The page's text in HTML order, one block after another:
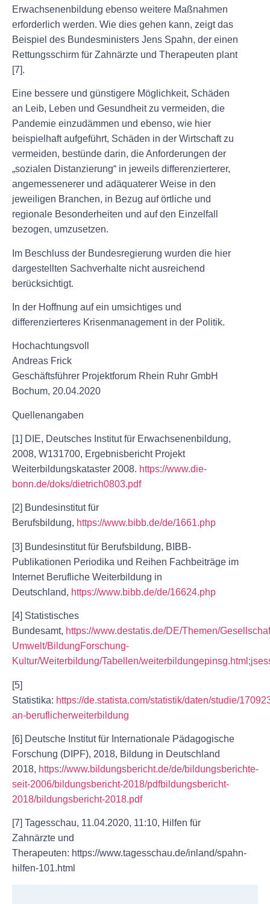
Erwachsenenbildung ebenso weitere Maßnahmen
erforderlich werden. Wie dies gehen kann, zeigt das
Beispiel des Bundesministers Jens Spahn, der einen
Rettungsschirm für Zahnärzte und Therapeuten plant
[7].
Eine bessere und günstigere Möglichkeit, Schäden
an Leib, Leben und Gesundheit zu vermeiden, die
Pandemie einzudämmen und ebenso, wie hier
beispielhaft aufgeführt, Schäden in der Wirtschaft zu
vermeiden, bestünde darin, die Anforderungen der
„sozialen Distanzierung“ in jeweils differenzierterer,
angemessenerer und adäquaterer Weise in den
jeweiligen Branchen, in Bezug auf örtliche und
regionale Besonderheiten und auf den Einzelfall
bezogen, umzusetzen.
Im Beschluss der Bundesregierung wurden die hier
dargestellten Sachverhalte nicht ausreichend
berücksichtigt.
In der Hoffnung auf ein umsichtiges und
differenzierteres Krisenmanagement in der Politik.
Hochachtungsvoll
Andreas Frick
Geschäftsführer Projektforum Rhein Ruhr GmbH
Bochum, 20.04.2020
Quellenangaben
[1] DIE, Deutsches Institut für Erwachsenenbildung,
2008, W131700, Ergebnisbericht Projekt
Weiterbildungskataster 2008. https://www.die-
bonn.de/doks/dietrich0803.pdf
[2] Bundesinstitut für
Berufsbildung, https://www.bibb.de/de/1661.php
[3] Bundesinstitut für Berufsbildung, BIBB-
Publikationen Periodika und Reihen Fachbeiträge im
Internet Berufliche Weiterbildung in
Deutschland, https://www.bibb.de/de/16624.php
[4] Statistisches
Bundesamt, https://www.destatis.de/DE/Themen/
Umwelt/BildungForschung-
Kultur/Weiterbildung/Tabellen/
[5]
Statistika: https://de.statista.com/statistik/daten/studie/
an-beruflicherweiterbildung
[6] Deutsche Institut für Internationale Pädagogische
Forschung (DIPF), 2018, Bildung in Deutschland
2018, https://www.bildungsbericht.de/de/bildungsberichte-
seit-2006/bildungsbericht-2018/pdfbildungsbericht-
2018/bildungsbericht-2018.pdf
[7] Tagesschau, 11.04.2020, 11:10, Hilfen für
Zahnärzte und
Therapeuten: https://www.tagesschau.de/inland/spahn-
hilfen-101.html